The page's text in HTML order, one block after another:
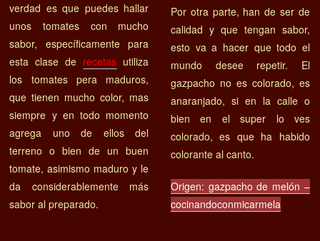
verdad es que puedes hallar
unos tomates con mucho
sabor, específicamente para
esta clase de recetas utiliza
los tomates pera maduros,
que tienen mucho color, mas
siempre y en todo momento
agrega uno de ellos del
terreno o bien de un buen
tomate, asimismo maduro y le
da considerablemente más
sabor al preparado.
Por otra parte, han de ser de
calidad y que tengan sabor,
esto va a hacer que todo el
mundo desee repetir. El
gazpacho no es colorado, es
anaranjado, si en la calle o
bien en el super lo ves
colorado, es que ha habido
colorante al canto.
Origen: gazpacho de melón –
cocinandoconmicarmela